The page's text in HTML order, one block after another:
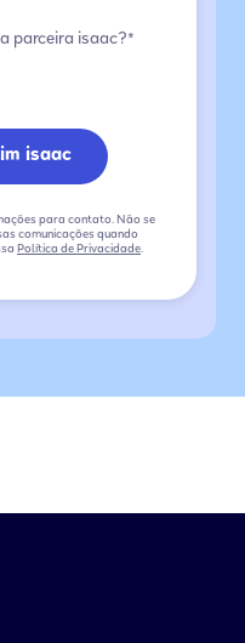
parceira isaac?*
para contato. Não se
comunicações quando
Política de Privacidade.